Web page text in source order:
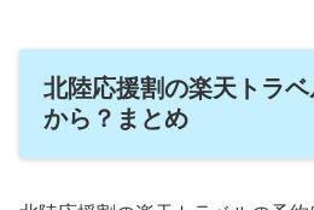
北陸応援割の楽天トラ
から？まとめ